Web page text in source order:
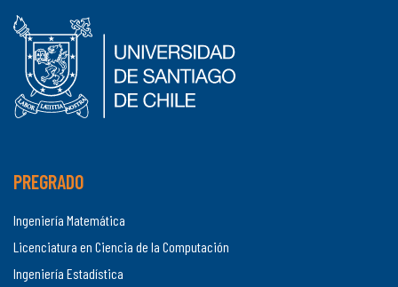
PREGRADO
Ingeniería Matemática
Licenciatura en Ciencia de la Computación
Ingeniería Estadística